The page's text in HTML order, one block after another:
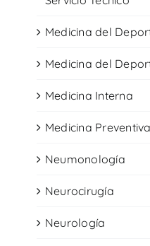
Medicina del
Medicina del
Medicina Interna
Medicina Preventiva
Neumonología
Neurocirugía
Neurología